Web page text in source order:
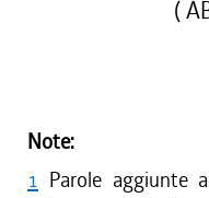
(
Note:
1 Parole aggiunte